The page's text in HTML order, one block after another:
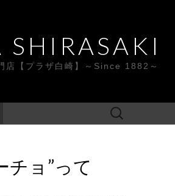
SHIRASAKI
店【プラザ白崎】～Since 1882～
検
索:
チョ”って